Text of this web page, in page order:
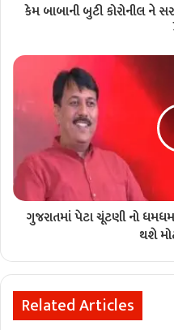
કેમ બાબાની બુટી કોરોનીલ ને
ગુજરાતમાં પેટા ચૂંટણી નો
થશે
Related Articles